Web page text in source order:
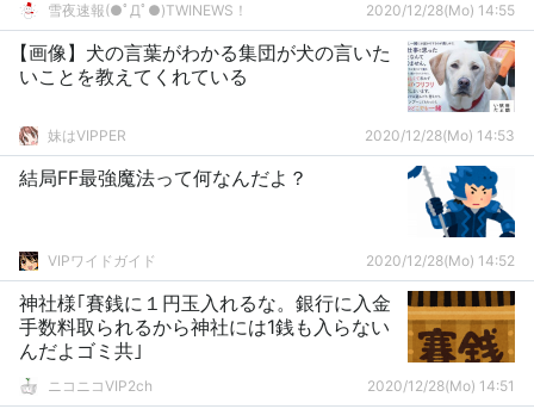
雪夜速報(●ﾟДﾟ●)TWINEWS！ 2020/12/28(Mo) 14:55
【画像】犬の言葉がわかる集団が犬の言いた
いことを教えてくれている
妹はVIPPER 2020/12/28(Mo) 14:53
結局FF最強魔法って何なんだよ？
VIPワイドガイド 2020/12/28(Mo) 14:52
神社様｢賽銭に１円玉入れるな。銀行に入金
手数料取られるから神社には1銭も入らない
んだよゴミ共｣
ニコニコVIP2ch 2020/12/28(Mo) 14:51